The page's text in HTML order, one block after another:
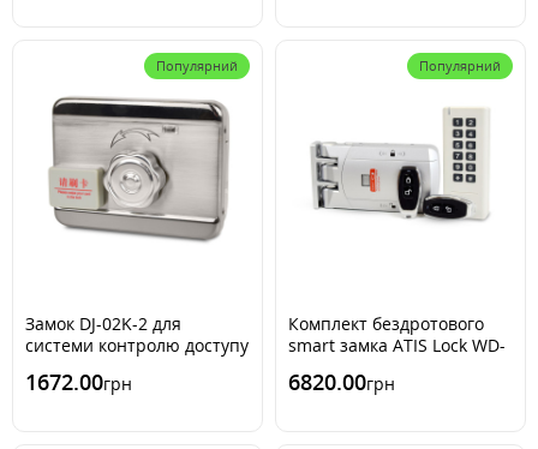
Популярний
Замок DJ-02K-2 для
системи контролю доступу
1672.00грн
Популярний
Комплект бездротового
smart замка ATIS Lock WD-
6820.00грн